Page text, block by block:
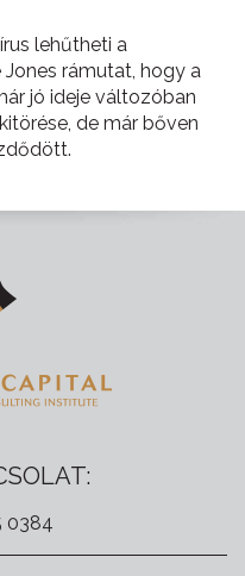
lehűtheti a
rámutat, hogy a
jó ideje változóban
de már bőven
0384